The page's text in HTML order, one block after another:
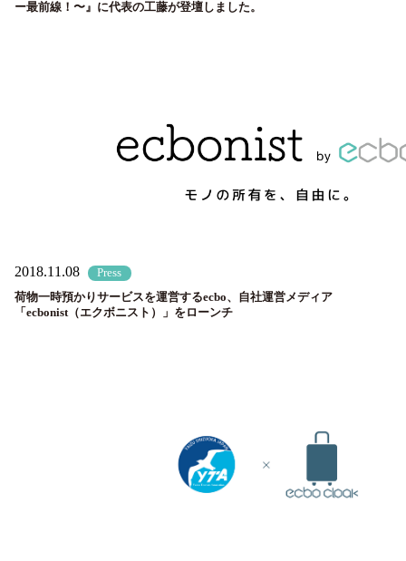
ー最前線！〜』に代表の工藤が登壇しました。
2018.11.08
Press
荷物一時預かりサービスを運営するecbo、自社運営メディア
「ecbonist（エクボニスト）」をローンチ